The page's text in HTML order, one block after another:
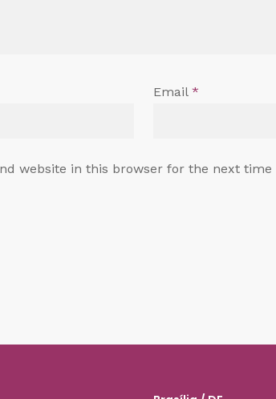
Email *
website in this browser for the next